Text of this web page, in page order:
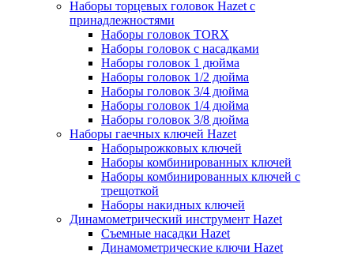
Наборы торцевых головок Hazet с
принадлежностями
Наборы головок TORX
Наборы головок с насадками
Наборы головок 1 дюйма
Наборы головок 1/2 дюйма
Наборы головок 3/4 дюйма
Наборы головок 1/4 дюйма
Наборы головок 3/8 дюйма
Наборы гаечных ключей Hazet
Наборырожковых ключей
Наборы комбинированных ключей
Наборы комбинированных ключей с
трещоткой
Наборы накидных ключей
Динамометрический инструмент Hazet
Съемные насадки Hazet
Динамометрические ключи Hazet